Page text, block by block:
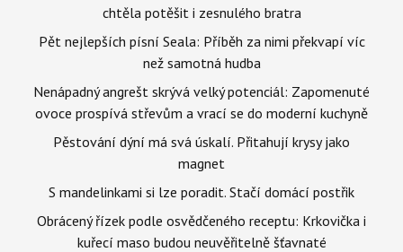
chtěla potěšit i zesnulého bratra
Pět nejlepších písní Seala: Příběh za nimi překvapí víc
než samotná hudba
Nenápadný angrešt skrývá velký potenciál: Zapomenuté
ovoce prospívá střevům a vrací se do moderní kuchyně
Pěstování dýní má svá úskalí. Přitahují krysy jako
magnet
S mandelinkami si lze poradit. Stačí domácí postřik
Obrácený řízek podle osvědčeného receptu: Krkovička i
kuřecí maso budou neuvěřitelně šťavnaté